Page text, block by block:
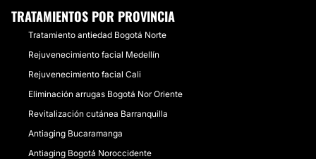
TRATAMIENTOS POR PROVINCIA
Tratamiento antiedad Bogotá Norte
Rejuvenecimiento facial Medellín
Rejuvenecimiento facial Cali
Eliminación arrugas Bogotá Nor Oriente
Revitalización cutánea Barranquilla
Antiaging Bucaramanga
Antiaging Bogotá Noroccidente